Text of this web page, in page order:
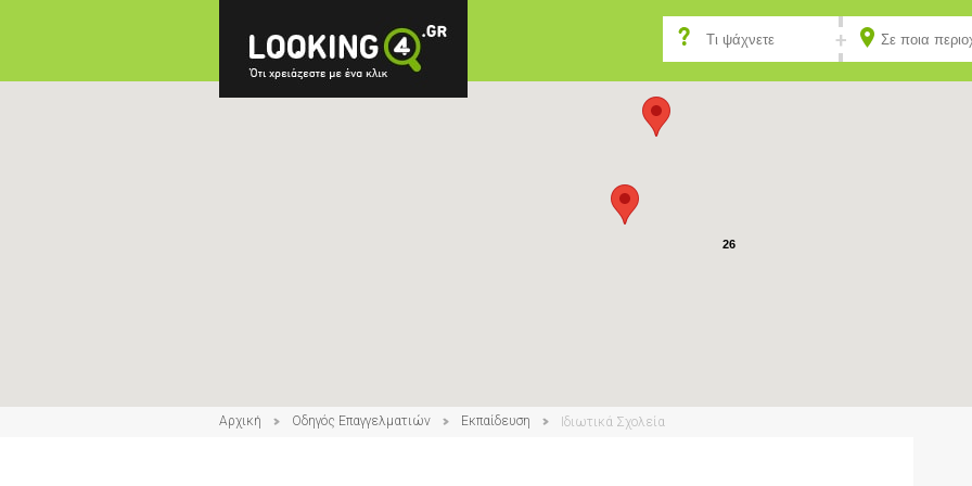
26
9
Αρχική Οδηγός Επαγγελματιών Εκπαίδευση Ιδιωτικά Σχολεία